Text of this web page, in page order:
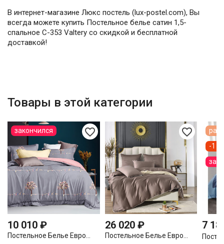
В интернет-магазине Люкс постель (lux-postel.com), Вы
всегда можете купить Постельное белье сатин 1,5-
спальное C-353 Valtery со скидкой и бесплатной
доставкой!
Товары в этой категории
favorite_border
10 010 ₽
Постельное Белье Евро...
закончился favorite_border
26 020 ₽
Постельное Белье Евро...
7
-1